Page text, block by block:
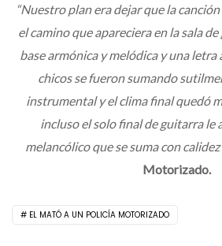
“Nuestro plan era dejar que la
el camino que apareciera en la sala
base armónica y melódica y una letra
chicos se fueron sumando
instrumental y el clima final quedó
incluso el solo final de guitarra le
melancólico que se suma con calidez
Motorizado.
EL MATÓ A UN POLICÍA MOTORIZADO